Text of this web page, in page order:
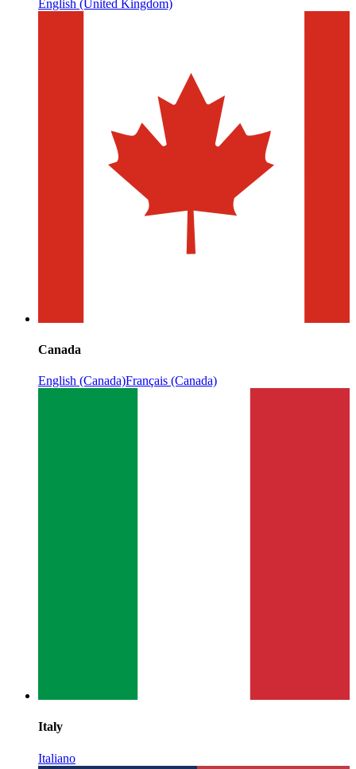
English (United Kingdom)
Canada
English (Canada)Français (Canada)
Italy
Italiano